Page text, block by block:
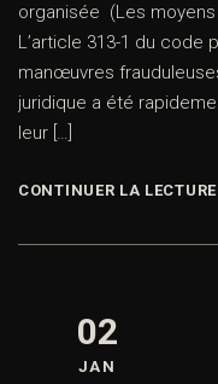
organisée (Les
L’article 313-1 du code
manœuvres
juridique a été
leur […]
CONTINUER LA LECTURE
02
JAN